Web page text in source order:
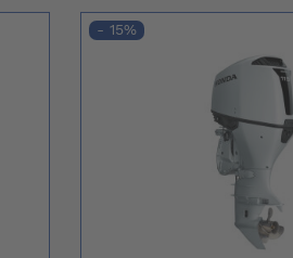
- 15%